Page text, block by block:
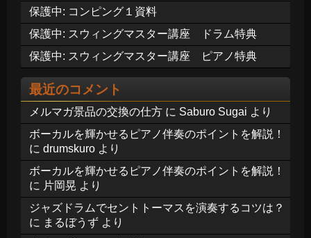
保護中: コンピング１資料
保護中: スウィングマスター講座 ドラム特典
保護中: スウィングマスター講座 ピアノ特典
最近のコメント
メルマガ景品の交換の仕方 に Saburo Sugai より
ボーカルを輝かせるピアノ伴奏のポイントを解説！
に drumskuro より
ボーカルを輝かせるピアノ伴奏のポイントを解説！
に 片岡晃 より
ジャズドラムでセントトーマスを演奏するコツは？
に まるぼうず より